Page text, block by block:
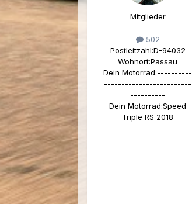
Mitglieder
502
Postleitzahl:D-94032
Wohnort:Passau
Dein Motorrad:----------
-------------------------
----------
Dein Motorrad:Speed
Triple RS 2018